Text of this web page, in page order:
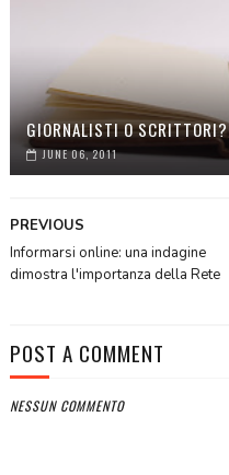
GIORNALISTI O SCRITTORI?
JUNE 06, 2011
PREVIOUS
Informarsi online: una indagine
dimostra l'importanza della Rete
POST A COMMENT
NESSUN COMMENTO